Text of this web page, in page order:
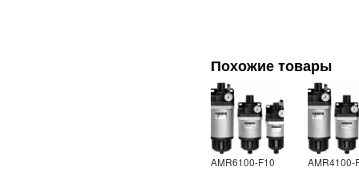
Похожие товары
AMR6100-F10
AMR4100-